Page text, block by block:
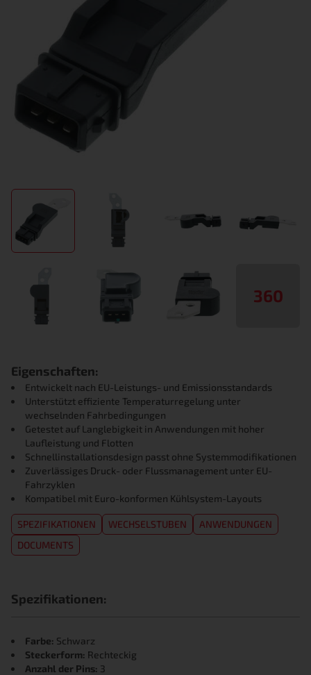
360
Eigenschaften:
Entwickelt nach EU-Leistungs- und Emissionsstandards
Unterstützt effiziente Temperaturregelung unter
wechselnden Fahrbedingungen
Getestet auf Langlebigkeit in Anwendungen mit hoher
Laufleistung und Flotten
Schnellinstallationsdesign passt ohne Systemmodifikationen
Zuverlässiges Druck- oder Flussmanagement unter EU-
Fahrzyklen
Kompatibel mit Euro-konformen Kühlsystem-Layouts
SPEZIFIKATIONEN WECHSELSTUBEN
ANWENDUNGEN
DOCUMENTS
Spezifikationen:
Farbe: Schwarz
Steckerform: Rechteckig
Anzahl der Pins: 3